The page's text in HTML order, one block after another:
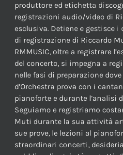
produttore ed etichetta
registrazioni audio/video di
esclusiva. Detiene e gestisce
di registrazione di Riccardo
RMMUSIC, oltre a registrare
del concerto, si impegna a
nelle fasi di preparazione
d’Orchestra prova con i
pianoforte e durante l’analisi
Seguiamo e registriamo
Muti durante la sua attività
sue prove, le lezioni al
straordinari concerti,